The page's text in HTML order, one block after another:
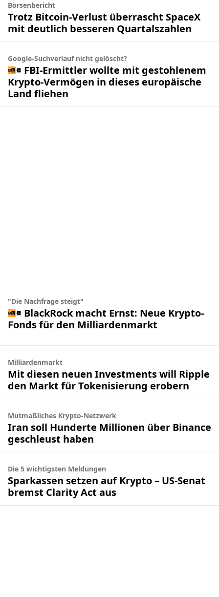
Börsenbericht
Trotz Bitcoin-Verlust überrascht SpaceX
mit deutlich besseren Quartalszahlen
Google-Suchverlauf nicht gelöscht?
FBI-Ermittler wollte mit gestohlenem
Krypto-Vermögen in dieses europäische
Land fliehen
"Die Nachfrage steigt"
BlackRock macht Ernst: Neue Krypto-
Fonds für den Milliardenmarkt
Milliardenmarkt
Mit diesen neuen Investments will Ripple
den Markt für Tokenisierung erobern
Mutmaßliches Krypto-Netzwerk
Iran soll Hunderte Millionen über Binance
geschleust haben
Die 5 wichtigsten Meldungen
Sparkassen setzen auf Krypto – US-Senat
bremst Clarity Act aus